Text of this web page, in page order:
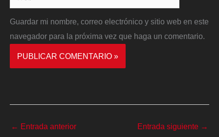
Guardar mi nombre, correo electrónico y sitio web en este
navegador para la próxima vez que haga un comentario.
← Entrada anterior Entrada siguiente →